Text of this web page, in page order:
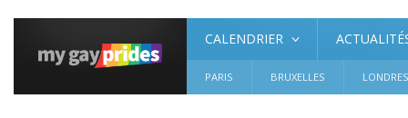
CALENDRIER
PARIS BRUXELLES LONDRES